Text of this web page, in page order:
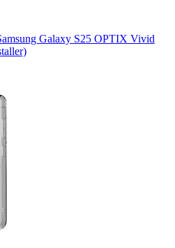
Galaxy S25 OPTIX Vivid